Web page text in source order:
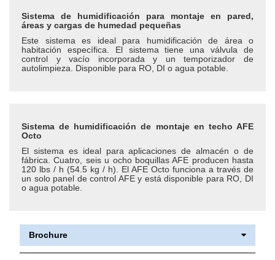
Sistema de humidificación para montaje en pared,
áreas y cargas de humedad pequeñas
Este sistema es ideal para humidificación de área o
habitación específica. El sistema tiene una válvula de
control y vacío incorporada y un temporizador de
autolimpieza. Disponible para RO, DI o agua potable.
Sistema de humidificación de montaje en techo AFE
Octo
El sistema es ideal para aplicaciones de almacén o de
fábrica. Cuatro, seis u ocho boquillas AFE producen hasta
120 lbs / h (54.5 kg / h). El AFE Octo funciona a través de
un solo panel de control AFE y está disponible para RO, DI
o agua potable.
Brochure